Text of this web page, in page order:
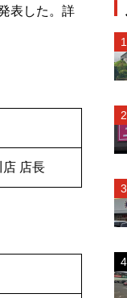
表した。詳
店 店長